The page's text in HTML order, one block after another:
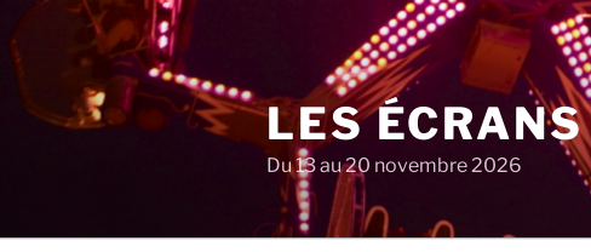
au
contenu
principal
LES
Du 13 au 20 novembre 2026